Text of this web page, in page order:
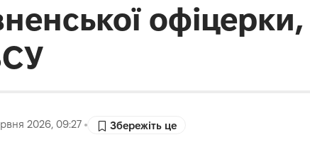
2026, 09:27